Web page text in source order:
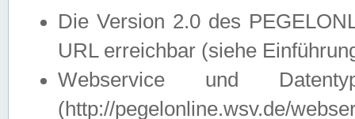
Die Version 2.0 des
URL erreichbar (siehe
Webservice und
(http://pegelonline.wsv.de/